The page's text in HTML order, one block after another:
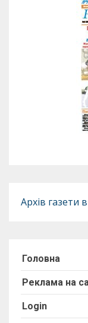
Архів газети
Головна
Реклама на
Login